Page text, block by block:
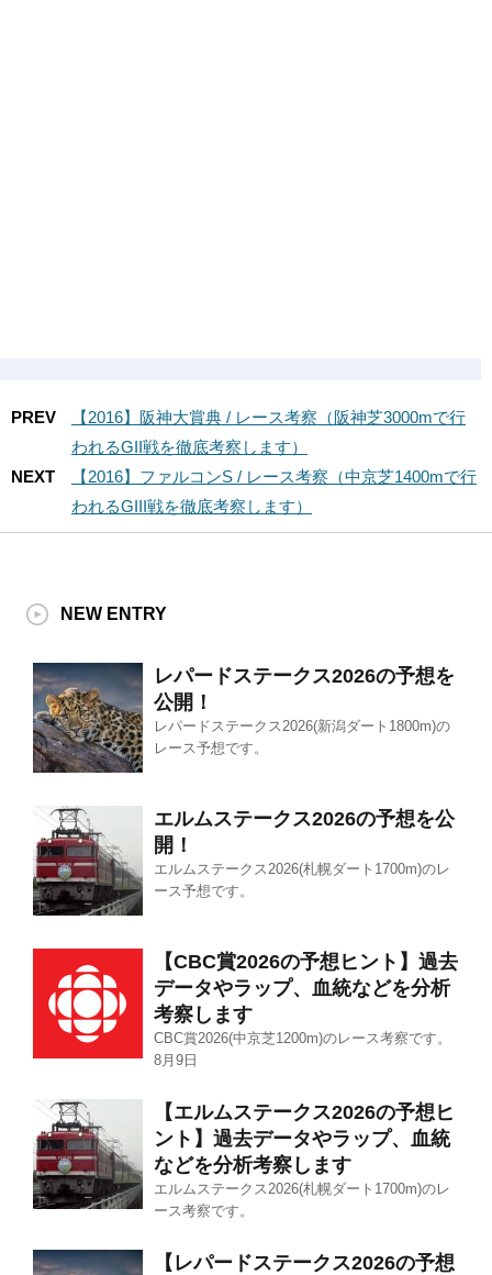
PREV
【2016】阪神大賞典 / レース考察（阪神芝3000mで行
われるGII戦を徹底考察します）
NEXT
【2016】ファルコンS / レース考察（中京芝1400mで行
われるGIII戦を徹底考察します）
NEW ENTRY
レパードステークス2026の予想を
公開！
レパードステークス2026(新潟ダート1800m)の
レース予想です。
エルムステークス2026の予想を公
開！
エルムステークス2026(札幌ダート1700m)のレ
ース予想です。
【CBC賞2026の予想ヒント】過去
データやラップ、血統などを分析
考察します
CBC賞2026(中京芝1200m)のレース考察です。
8月9日
【エルムステークス2026の予想ヒ
ント】過去データやラップ、血統
などを分析考察します
エルムステークス2026(札幌ダート1700m)のレ
ース考察です。
【レパードステークス2026の予想